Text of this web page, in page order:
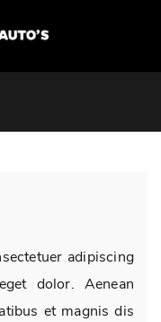
adipiscing
dolor. Aenean
et magnis dis